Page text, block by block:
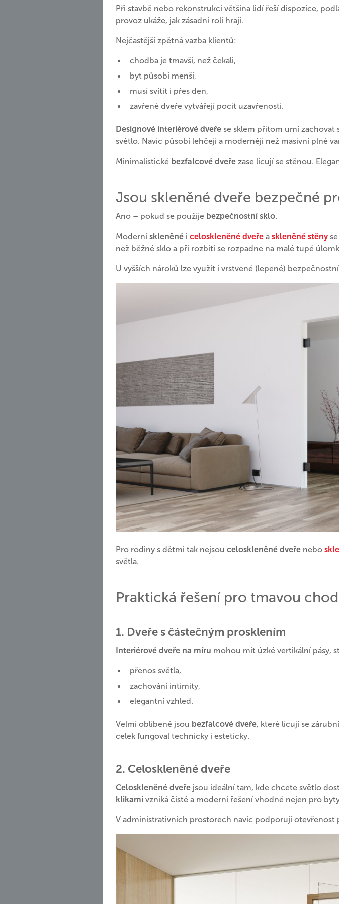
Při stavbě nebo rekonstrukci většina lidí řeší dispozice,
provoz ukáže, jak zásadní roli hrají.
Nejčastější zpětná vazba klientů:
chodba je tmavší, než čekali,
byt působí menší,
musí svítit i přes den,
zavřené dveře vytvářejí pocit uzavřenosti.
Designové interiérové dveře se sklem přitom umí zachovat
světlo. Navíc působí lehčeji a moderněji než masivní plné
Minimalistické bezfalcové dveře zase lícují se stěnou.
Jsou skleněné dveře bezpečné
Ano – pokud se použije bezpečnostní sklo.
Moderní skleněné i celoskleněné dveře a skleněné stěnyse
než běžné sklo a při rozbití se rozpadne na malé tupé
U vyšších nároků lze využít i vrstvené (lepené)
Pro rodiny s dětmi tak nejsou celoskleněné dveře nebo
světla.
Praktická řešení pro tmavou
1. Dveře s částečným prosklením
Interiérové dveře na míru mohou mít úzké vertikální pásy,
přenos světla,
zachování intimity,
elegantní vzhled.
Velmi oblíbené jsou bezfalcové dveře, které lícují se
celek fungoval technicky i esteticky.
2. Celoskleněné dveře
Celoskleněné dveře jsou ideální tam, kde chcete světlo
klikami vzniká čisté a moderní řešení vhodné nejen pro
V administrativních prostorech navíc podporují otevřenost